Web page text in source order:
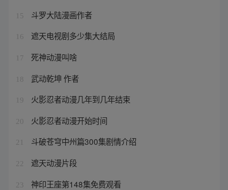
15 斗罗大陆漫画作者
16 遮天电视剧多少集大结局
17 死神动漫叫啥
18 武动乾坤 作者
19 火影忍者动漫几年到几年结束
20 火影忍者动漫开始时间
21 斗破苍穹中州篇300集剧情介绍
22 遮天动漫片段
23 神印王座第148集免费观看